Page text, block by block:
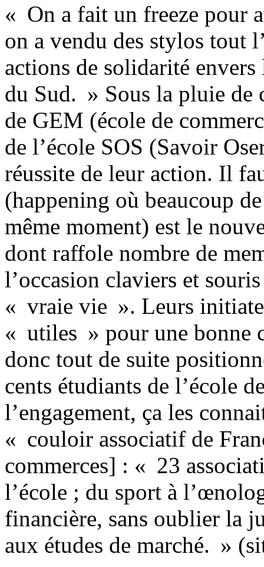
« On a fait un freeze pour
on a vendu des stylos tout
actions de solidarité envers
du Sud. » Sous la pluie de
de GEM (école de
de l’école SOS (Savoir
réussite de leur action. Il
(happening où beaucoup
même moment) est le
dont raffole nombre de
l’occasion claviers et
« vraie vie ». Leurs
« utiles » pour une bonne
donc tout de suite
cents étudiants de l’école
l’engagement, ça les
« couloir associatif de
commerces] : « 23
l’école ; du sport à
financière, sans oublier la
aux études de marché. »